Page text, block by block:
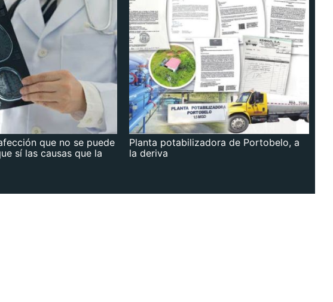
que no se puede
sí las causas que la
Planta potabilizadora de Portobelo, a
la deriva